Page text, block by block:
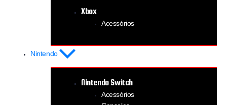
Xbox
Acessórios
Nintendo
Nintendo Switch
Acessórios